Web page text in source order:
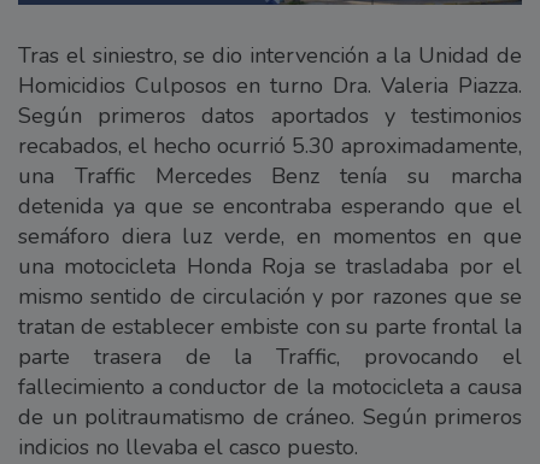
Tras el siniestro, se dio intervención a la Unidad de
Homicidios Culposos en turno Dra. Valeria Piazza.
Según primeros datos aportados y testimonios
recabados, el hecho ocurrió 5.30 aproximadamente,
una Traffic Mercedes Benz tenía su marcha
detenida ya que se encontraba esperando que el
semáforo diera luz verde, en momentos en que
una motocicleta Honda Roja se trasladaba por el
mismo sentido de circulación y por razones que se
tratan de establecer embiste con su parte frontal la
parte trasera de la Traffic, provocando el
fallecimiento a conductor de la motocicleta a causa
de un politraumatismo de cráneo. Según primeros
indicios no llevaba el casco puesto.